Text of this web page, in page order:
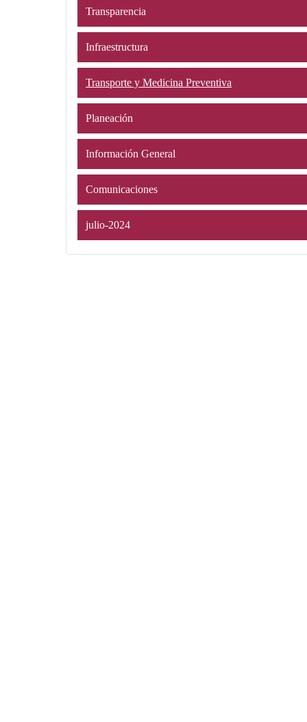
Transparencia
Infraestructura
Transporte y Medicina Preventiva
Planeación
Información General
Comunicaciones
julio-2024